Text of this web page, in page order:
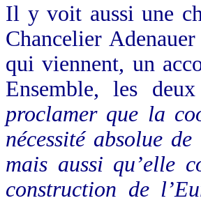
Il y voit aussi une
Chancelier
qui viennent, un
Ensemble, les
proclamer que la
nécessité absolue
mais aussi qu’elle
construction de